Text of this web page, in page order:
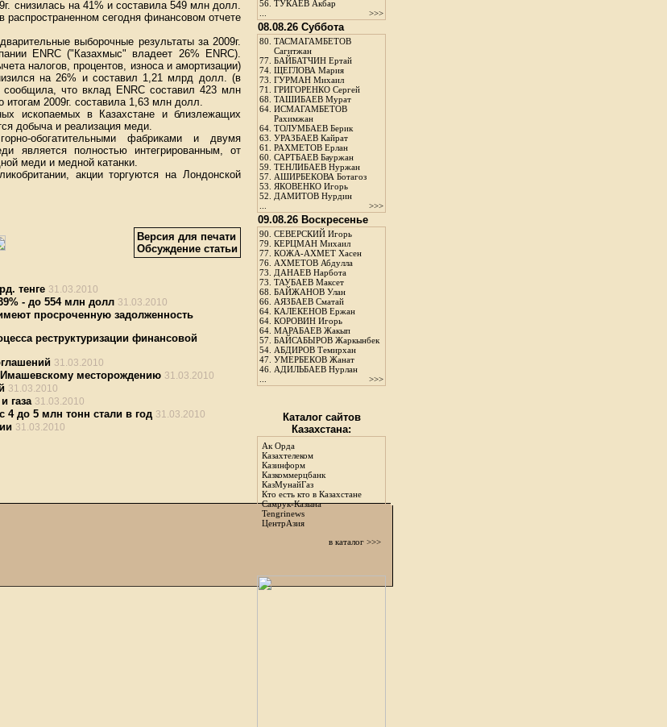
снизилась на 41% и составила 549 млн долл.
сегодня финансовом отчете
выборочные результаты за 2009г.
ENRC ("Казахмыс" владеет 26% ENRC).
налогов, процентов, износа и амортизации)
на 26% и составил 1,21 млрд долл. (в
что вклад ENRC составил 423 млн
2009г. составила 1,63 млн долл.
ископаемых в Казахстане и близлежащих
добыча и реализация меди.
обогатительными фабриками и двумя
является полностью интегрированным, от
меди и медной катанки.
акции торгуются на Лондонской
Версия для печати
Обсуждение статьи
тенге 31.03.2010
- до 554 млн долл 31.03.2010
просроченную задолженность
реструктуризации финансовой
31.03.2010
Имашевскому месторождению 31.03.2010
31.03.2010
газа 31.03.2010
4 до 5 млн тонн стали в год 31.03.2010
31.03.2010
56. ТУКАЕВ Акбар
>>>
08.08.26 Суббота
80. ТАСМАГАМБЕТОВ
Сагитжан
77. БАЙБАТЧИН Ертай
74. ЩЕГЛОВА Мария
73. ГУРМАН Михаил
71. ГРИГОРЕНКО Сергей
68. ТАШИБАЕВ Мурат
64. ИСМАГАМБЕТОВ
Рахимжан
64. ТОЛУМБАЕВ Берик
63. УРАЗБАЕВ Кайрат
61. РАХМЕТОВ Ерлан
60. САРТБАЕВ Бауржан
59. ТЕНЛИБАЕВ Нуржан
57. АШИРБЕКОВА Ботагоз
53. ЯКОВЕНКО Игорь
52. ДАМИТОВ Нурдин
>>>
09.08.26 Воскресенье
90. СЕВЕРСКИЙ Игорь
79. КЕРЦМАН Михаил
77. КОЖА-АХМЕТ Хасен
76. АХМЕТОВ Абдулла
73. ДАНАЕВ Нарбота
73. ТАУБАЕВ Максет
68. БАЙЖАНОВ Улан
66. АЯЗБАЕВ Сматай
64. КАЛЕКЕНОВ Ержан
64. КОРОВИН Игорь
64. МАРАБАЕВ Жакып
57. БАЙСАБЫРОВ Жаркынбек
54. АБДИРОВ Темирхан
47. УМЕРБЕКОВ Жанат
46. АДИЛЬБАЕВ Нурлан
>>>
Каталог сайтов
Казахстана:
Ак Орда
Казахтелеком
Казинформ
Казкоммерцбанк
КазМунайГаз
Кто есть кто в Казахстане
Самрук-Казына
Tengrinews
ЦентрАзия
в каталог >>>